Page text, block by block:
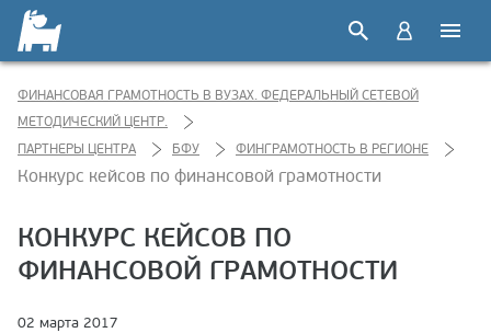
ФИНАНСОВАЯ ГРАМОТНОСТЬ В ВУЗАХ. ФЕДЕРАЛЬНЫЙ СЕТЕВОЙ
МЕТОДИЧЕСКИЙ ЦЕНТР.
ПАРТНЕРЫ ЦЕНТРА
БФУ ФИНГРАМОТНОСТЬ В РЕГИОНЕ
Конкурс кейсов по финансовой грамотности
КОНКУРС КЕЙСОВ ПО
ФИНАНСОВОЙ ГРАМОТНОСТИ
02 марта 2017